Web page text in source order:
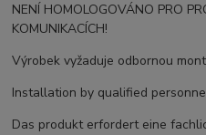
NENÍ HOMOLOGOVÁNO PRO
KOMUNIKACÍCH!
Výrobek vyžaduje odbornou
Installation by qualified
Das produkt erfordert eine